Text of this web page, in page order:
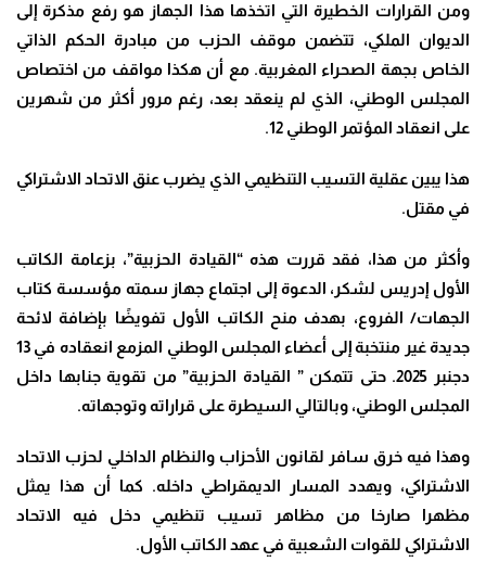
ومن القرارات الخطيرة التي اتخذها هذا الجهاز هو رفع مذكرة إلى
الديوان الملكي، تتضمن موقف الحزب من مبادرة الحكم الذاتي
الخاص بجهة الصحراء المغربية. مع أن هكذا مواقف من اختصاص
المجلس الوطني، الذي لم ينعقد بعد، رغم مرور أكثر من شهرين
على انعقاد المؤتمر الوطني 12.
هذا يبين عقلية التسيب التنظيمي الذي يضرب عنق الاتحاد الاشتراكي
في مقتل.
وأكثر من هذا، فقد قررت هذه “القيادة الحزبية”، بزعامة الكاتب
الأول إدريس لشكر، الدعوة إلى اجتماع جهاز سمته مؤسسة كتاب
الجهات/ الفروع، بهدف منح الكاتب الأول تفويضًا بإضافة لائحة
جديدة غير منتخبة إلى أعضاء المجلس الوطني المزمع انعقاده في 13
دجنبر 2025. حتى تتمكن ” القيادة الحزبية” من تقوية جنابها داخل
المجلس الوطني، وبالتالي السيطرة على قراراته وتوجهاته.
وهذا فيه خرق سافر لقانون الأحزاب والنظام الداخلي لحزب الاتحاد
الاشتراكي، ويهدد المسار الديمقراطي داخله. كما أن هذا يمثل
مظهرا صارخا من مظاهر تسيب تنظيمي دخل فيه الاتحاد
الاشتراكي للقوات الشعبية في عهد الكاتب الأول.